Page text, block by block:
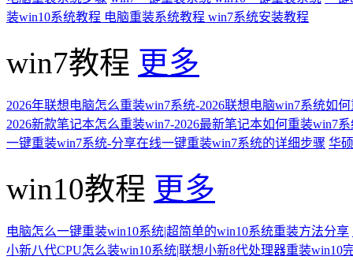
装win10系统教程 电脑重装系统教程 win7系统安装教程
win7教程 更多
2026年联想电脑怎么重装win7系统-2026联想电脑win7系统如
2026新款笔记本怎么重装win7-2026最新笔记本如何重装win7
一键重装win7系统-分享在线一键重装win7系统的详细步骤 华
win10教程 更多
电脑怎么一键重装win10系统|超简单的win10系统重装方法分享
小新八代CPU怎么装win10系统|联想小新8代处理器重装win10